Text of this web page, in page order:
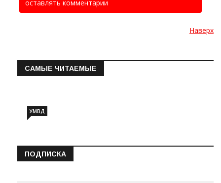
оставлять комментарии
Наверх
САМЫЕ ЧИТАЕМЫЕ
УМВД
ПОДПИСКА